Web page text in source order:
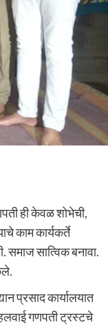
ही केवळ शोभेची,
काम कार्यकर्ते
समाज सात्विक बनावा.
प्रसाद कार्यालयात
गणपती ट्रस्टचे